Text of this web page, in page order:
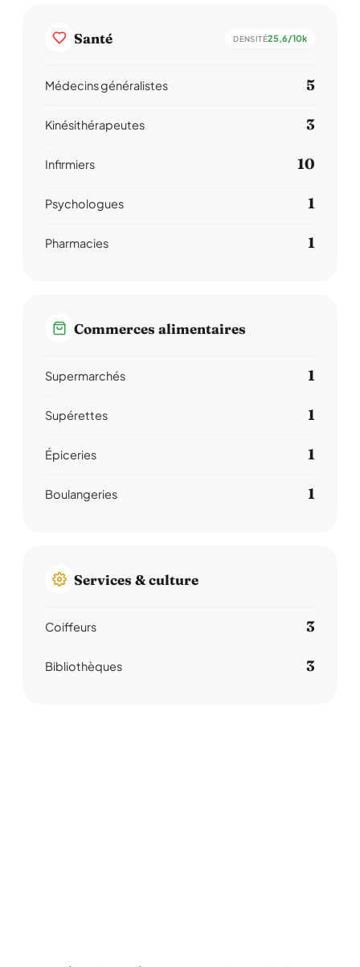
Santé DENSITÉ25,6/10k
Médecins généralistes 5
Kinésithérapeutes 3
Infirmiers 10
Psychologues 1
Pharmacies 1
Commerces alimentaires
Supermarchés 1
Supérettes 1
Épiceries 1
Boulangeries 1
Services & culture
Coiffeurs 3
Bibliothèques 3